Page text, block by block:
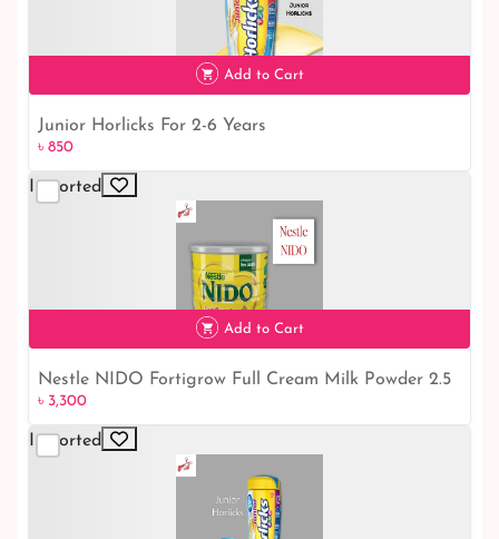
৳ 950
৳ 850
Add to Cart
Junior Horlicks For 2-6 Years
৳ 850
Imported
Add to Cart
Nestle NIDO Fortigrow Full Cream Milk Powder 2.5
Kg TIN
৳ 3,300
Imported